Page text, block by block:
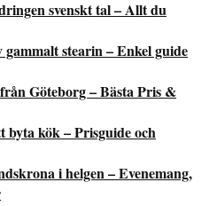
svenskt tal – Allt du
gammalt stearin – Enkel guide
Göteborg – Bästa Pris &
byta kök – Prisguide och
i helgen – Evenemang,